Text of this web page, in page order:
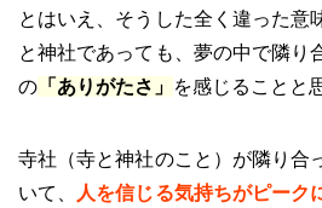
とはいえ、そうした全く違った意
と神社であっても、夢の中で隣り
の 「ありがたさ」 を感じることと
寺社（寺と神社のこと）が隣り合
いて、
人を信じる気持ちがピーク